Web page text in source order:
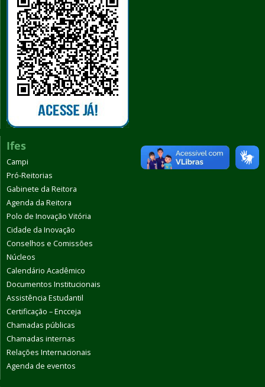
Ifes
Campi
Pró-Reitorias
Gabinete da Reitora
Agenda da Reitora
Polo de Inovação Vitória
Cidade da Inovação
Conselhos e Comissões
Núcleos
Calendário Acadêmico
Documentos Institucionais
Assistência Estudantil
Certificação – Encceja
Chamadas públicas
Chamadas internas
Relações Internacionais
Agenda de eventos